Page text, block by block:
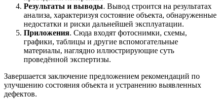
Результаты и выводы. Вывод строится на результатах
анализа, характеризуя состояние объекта, обнаруженные
недостатки и риски дальнейшей эксплуатации.
Приложения. Сюда входят фотоснимки, схемы,
графики, таблицы и другие вспомогательные
материалы, наглядно иллюстрирующие суть
проведённой экспертизы.
Завершается заключение предложением рекомендаций по
улучшению состояния объекта и устранению выявленных
дефектов.